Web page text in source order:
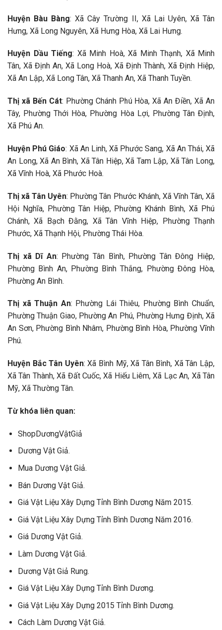
Huyện Bàu Bàng: Xã Cây Trường II, Xã Lai Uyên, Xã Tân
Hưng, Xã Long Nguyên, Xã Hưng Hòa, Xã Lai Hưng.
Huyện Dầu Tiếng: Xã Minh Hoà, Xã Minh Thạnh, Xã Minh
Tân, Xã Định An, Xã Long Hoà, Xã Định Thành, Xã Định Hiệp,
Xã An Lập, Xã Long Tân, Xã Thanh An, Xã Thanh Tuyền.
Thị xã Bến Cát: Phường Chánh Phú Hòa, Xã An Điền, Xã An
Tây, Phường Thới Hòa, Phường Hòa Lợi, Phường Tân Định,
Xã Phú An.
Huyện Phú Giáo: Xã An Linh, Xã Phước Sang, Xã An Thái, Xã
An Long, Xã An Bình, Xã Tân Hiệp, Xã Tam Lập, Xã Tân Long,
Xã Vĩnh Hoà, Xã Phước Hoà.
Thị xã Tân Uyên: Phường Tân Phước Khánh, Xã Vĩnh Tân, Xã
Hội Nghĩa, Phường Tân Hiệp, Phường Khánh Bình, Xã Phú
Chánh, Xã Bạch Đằng, Xã Tân Vĩnh Hiệp, Phường Thạnh
Phước, Xã Thạnh Hội, Phường Thái Hòa.
Thị xã Dĩ An: Phường Tân Bình, Phường Tân Đông Hiệp,
Phường Bình An, Phường Bình Thắng, Phường Đông Hòa,
Phường An Bình.
Thị xã Thuận An: Phường Lái Thiêu, Phường Bình Chuẩn,
Phường Thuận Giao, Phường An Phú, Phường Hưng Định, Xã
An Sơn, Phường Bình Nhâm, Phường Bình Hòa, Phường Vĩnh
Phú.
Huyện Bắc Tân Uyên: Xã Bình Mỹ, Xã Tân Bình, Xã Tân Lập,
Xã Tân Thành, Xã Đất Cuốc, Xã Hiếu Liêm, Xã Lạc An, Xã Tân
Mỹ, Xã Thường Tân.
Từ khóa liên quan:
ShopDươngVậtGiả
Dương Vật Giả.
Mua Dương Vật Giả.
Bán Dương Vật Giả.
Giá Vật Liệu Xây Dựng Tỉnh Bình Dương Năm 2015.
Giá Vật Liệu Xây Dựng Tỉnh Bình Dương Năm 2016.
Giá Dương Vật Giả.
Làm Dương Vật Giả.
Dương Vật Giả Rung.
Giá Vật Liệu Xây Dựng Tỉnh Bình Dương.
Giá Vật Liệu Xây Dựng 2015 Tỉnh Bình Dương.
Cách Làm Dương Vật Giả.